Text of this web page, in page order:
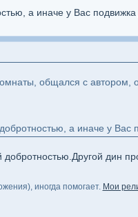
а иначе у Вас подвижка
общался с автором,
а иначе у Вас
дин
иногда помогает. Мои